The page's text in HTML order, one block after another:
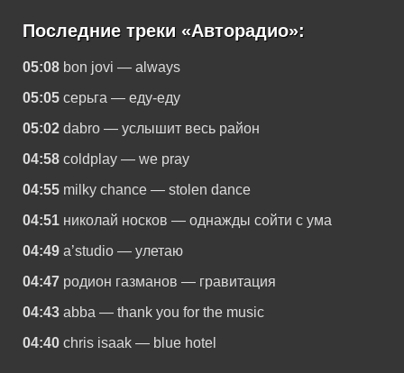
Последние треки «Авторадио»:
05:08 bon jovi — always
05:05 серьга — еду-еду
05:02 dabro — услышит весь район
04:58 coldplay — we pray
04:55 milky chance — stolen dance
04:51 николай носков — однажды сойти с ума
04:49 a’studio — улетаю
04:47 родион газманов — гравитация
04:43 abba — thank you for the music
04:40 chris isaak — blue hotel